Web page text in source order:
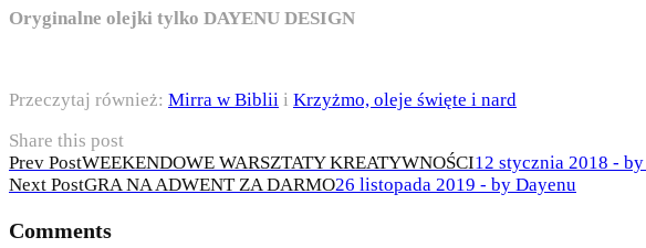
Oryginalne olejki tylko DAYENU DESIGN
Przeczytaj również: Mirra w Biblii i Krzyżmo, oleje święte i nard
Share this post
Nawigacja
wpisu
Prev PostWEEKENDOWE WARSZTATY KREATYWNOŚCI12 stycznia 2018 -
Next PostGRA NA ADWENT ZA DARMO26 listopada 2019 - by Dayenu
Comments